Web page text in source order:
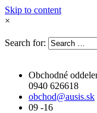
Skip to content
×
Search for:
Obchodné
0940 626618
obchod@ausis.sk
09 -16